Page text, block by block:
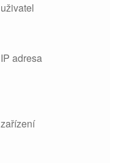
uživatel
IP adresa
zařízení